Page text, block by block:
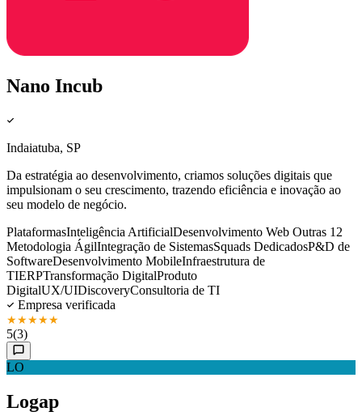
Nano Incub
Indaiatuba, SP
Da estratégia ao desenvolvimento, criamos soluções digitais que
impulsionam o seu crescimento, trazendo eficiência e inovação ao
seu modelo de negócio.
PlataformasInteligência ArtificialDesenvolvimento Web Outras 12
Metodologia ÁgilIntegração de SistemasSquads DedicadosP&D de
SoftwareDesenvolvimento MobileInfraestrutura de
TIERPTransformação DigitalProduto
DigitalUX/UIDiscoveryConsultoria de TI
Empresa verificada
★★★★★
5(3)
LO
Logap